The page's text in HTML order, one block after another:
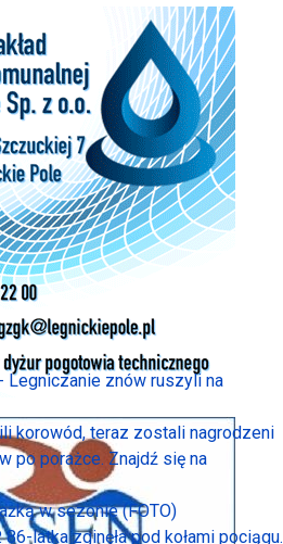
Legniczanie znów ruszyli na
korowód, teraz zostali nagrodzeni
po porażce. Znajdź się na
w sezonie (FOTO)
latka zginęła pod kołami pociągu.